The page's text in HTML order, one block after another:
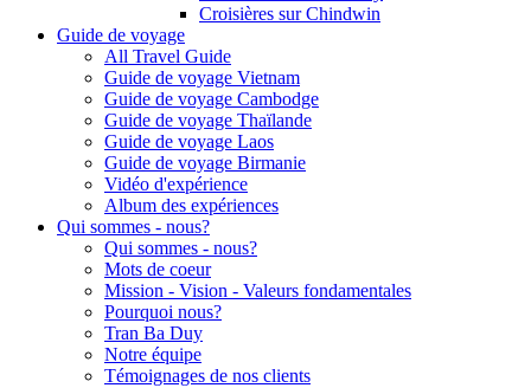
Croisières sur Chindwin
Guide de voyage
All Travel Guide
Guide de voyage Vietnam
Guide de voyage Cambodge
Guide de voyage Thaïlande
Guide de voyage Laos
Guide de voyage Birmanie
Vidéo d'expérience
Album des expériences
Qui sommes - nous?
Qui sommes - nous?
Mots de coeur
Mission - Vision - Valeurs fondamentales
Pourquoi nous?
Tran Ba Duy
Notre équipe
Témoignages de nos clients